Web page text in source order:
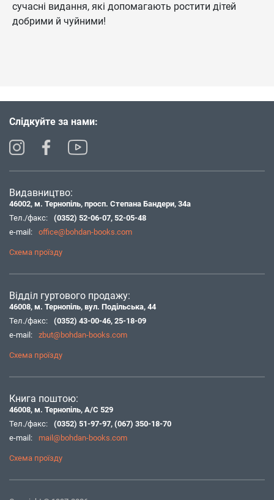
сучасні видання, які допомагають ростити дітей
добрими й чуйними!
Слідкуйте за нами:
Видавництво:
46002, м. Тернопіль, просп. Степана Бандери, 34а
Тел./факс:
(0352) 52-06-07, 52-05-48
e-mail:
office@bohdan-books.com
Схема проїзду
Відділ гуртового продажу:
46008, м. Тернопіль, вул. Подільська, 44
Тел./факс:
(0352) 43-00-46, 25-18-09
e-mail:
zbut@bohdan-books.com
Схема проїзду
Книга поштою:
46008, м. Тернопіль, А/С 529
Тел./факс:
(0352) 51-97-97, (067) 350-18-70
e-mail:
mail@bohdan-books.com
Схема проїзду